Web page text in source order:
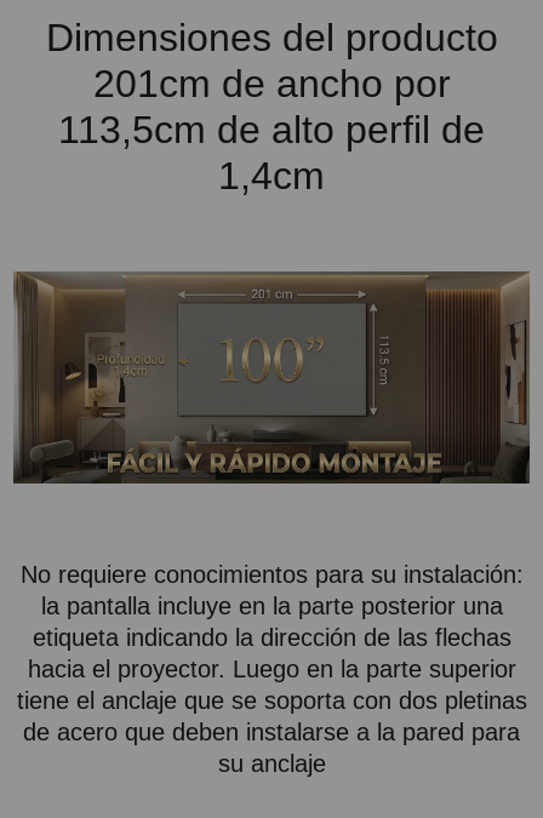
Dimensiones del producto
201cm de ancho por
113,5cm de alto perfil de
1,4cm
No requiere conocimientos para su instalación:
la pantalla incluye en la parte posterior una
etiqueta indicando la dirección de las flechas
hacia el proyector. Luego en la parte superior
tiene el anclaje que se soporta con dos pletinas
de acero que deben instalarse a la pared para
su anclaje